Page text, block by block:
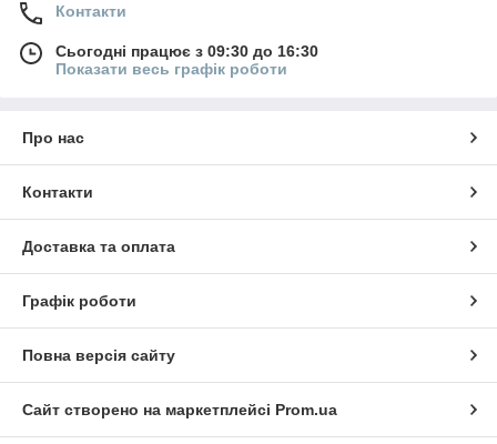
Контакти
Сьогодні працює з 09:30 до 16:30
Показати весь графік роботи
Про нас
Контакти
Доставка та оплата
Графік роботи
Повна версія сайту
Сайт створено на маркетплейсі Prom.ua